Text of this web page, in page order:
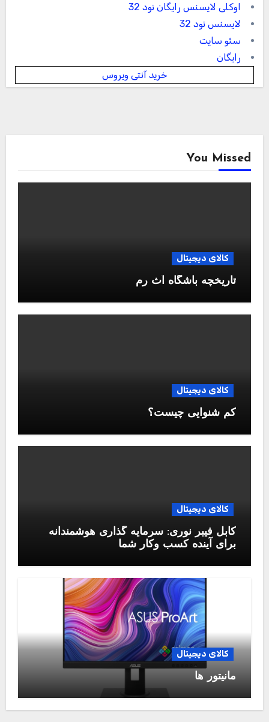
اوکلی لایسنس رایگان نود 32
لایسنس نود 32
سئو سایت
رایگان
خرید آنتی ویروس
You Missed
کالای دیجیتال
تاریخچه باشگاه آث رم
کالای دیجیتال
کم شنوایی چیست؟
کالای دیجیتال
کابل فیبر نوری: سرمایه گذاری هوشمندانه
برای آینده کسب وکار شما
کالای دیجیتال
مانیتور ها